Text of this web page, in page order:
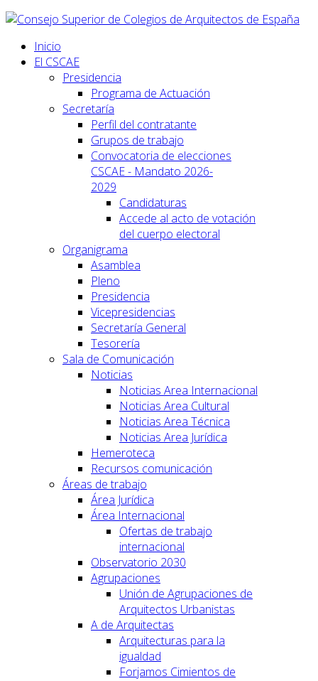
Inicio
El CSCAE
Presidencia
Programa de Actuación
Secretaría
Perfil del contratante
Grupos de trabajo
Convocatoria de elecciones
CSCAE - Mandato 2026-
2029
Candidaturas
Accede al acto de votación
del cuerpo electoral
Organigrama
Asamblea
Pleno
Presidencia
Vicepresidencias
Secretaría General
Tesorería
Sala de Comunicación
Noticias
Noticias Area Internacional
Noticias Area Cultural
Noticias Area Técnica
Noticias Area Jurídica
Hemeroteca
Recursos comunicación
Áreas de trabajo
Área Jurídica
Área Internacional
Ofertas de trabajo
internacional
Observatorio 2030
Agrupaciones
Unión de Agrupaciones de
Arquitectos Urbanistas
A de Arquitectas
Arquitecturas para la
igualdad
Forjamos Cimientos de